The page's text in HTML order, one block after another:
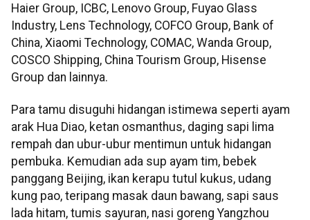
Haier Group, ICBC, Lenovo Group, Fuyao Glass
Industry, Lens Technology, COFCO Group, Bank of
China, Xiaomi Technology, COMAC, Wanda Group,
COSCO Shipping, China Tourism Group, Hisense
Group dan lainnya.
Para tamu disuguhi hidangan istimewa seperti ayam
arak Hua Diao, ketan osmanthus, daging sapi lima
rempah dan ubur-ubur mentimun untuk hidangan
pembuka. Kemudian ada sup ayam tim, bebek
panggang Beijing, ikan kerapu tutul kukus, udang
kung pao, teripang masak daun bawang, sapi saus
lada hitam, tumis sayuran, nasi goreng Yangzhou